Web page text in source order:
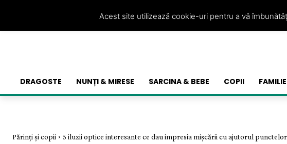
DRAGOSTE NUNȚI & MIRESE SARCINA & BEBE COPII FAMILIE
Părinți și copii 5 iluzii optice interesante ce dau impresia mișcării cu ajutorul punctelor
Acest site utilizează cookie-uri pentru a vă